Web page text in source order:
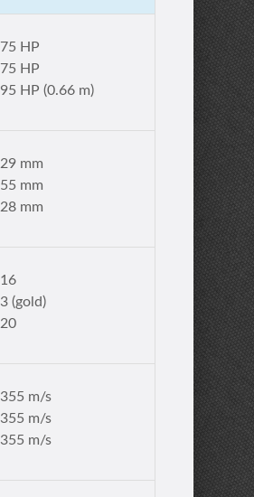
75 HP
75 HP
95 HP (0.66 m)
29 mm
55 mm
28 mm
16
3 (gold)
20
355 m/s
355 m/s
355 m/s